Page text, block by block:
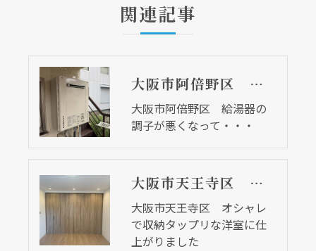
関連記事
大阪市阿倍野区 給湯器の調子が悪くなって・・・
大阪市阿倍野区 給湯器の
調子が悪くなって・・・
大阪市天王寺区 オシャレで収納タップリな洋室に仕上がりました
大阪市天王寺区 オシャレ
で収納タップリな洋室に仕
上がりました